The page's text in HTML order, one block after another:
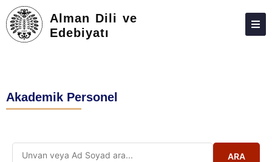
Alman Dili ve
Edebiyatı
KOMISYONLAR
LISANS
Akademik Personel
ARA